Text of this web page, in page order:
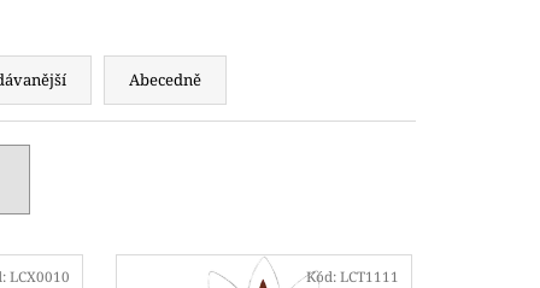
Abecedně
LCX0010 Kód: LCT1111